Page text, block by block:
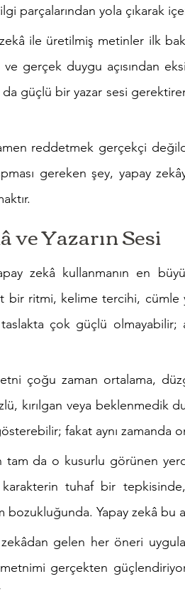
parçalarından yola çıkarak
ile üretilmiş metinler ilk
gerçek duygu açısından
da güçlü bir yazar sesi
reddetmek gerçekçi
gereken şey, yapay
ve Yazarın Sesi
zekâ kullanmanın en
bir ritmi, kelime tercihi, cümle
çok güçlü olmayabilir;
çoğu zaman ortalama,
kırılgan veya beklenmedik
fakat aynı zamanda
tam da o kusurlu görünen
tuhaf bir
Yapay zekâ bu
gelen her öneri
gerçekten